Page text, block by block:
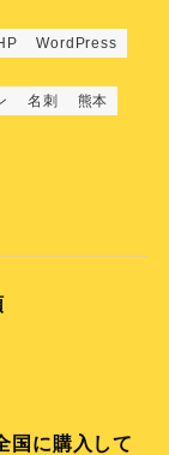
WordPress
名刺
熊本
国に購入して